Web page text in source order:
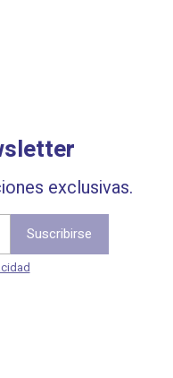
exclusivas.